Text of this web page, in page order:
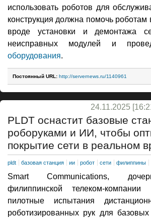
использовать роботов для
конструкция должна помочь роботам
вроде установки и демонтажа
неисправных модулей и
оборудования.
Постоянный URL: http://servernews.ru/1140961
24.11.2025
PLDT оснастит базовые
роборуками и ИИ, чтобы
покрытие сети в реальном
pldt базовая станция ии робот сети филиппины
Smart Communications,
филиппинской телеком-компании
пилотные испытания
роботизированных рук для